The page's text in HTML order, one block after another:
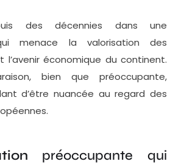
des décennies dans une
menace la valorisation des
l’avenir économique du continent.
bien que préoccupante,
d’être nuancée au regard des
préoccupante qui